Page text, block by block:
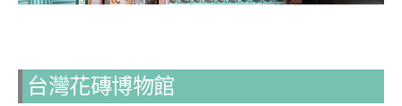
台灣花磚博物館